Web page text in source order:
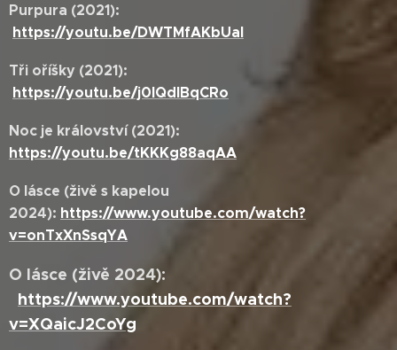
Purpura (2021):
https://youtu.be/DWTMfAKbUaI
Tři oříšky (2021):
https://youtu.be/j0lQdIBqCRo
Noc je království (2021):
https://youtu.be/tKKKg88aqAA
O lásce (živě s kapelou
2024): https://www.youtube.com/watch?
v=onTxXnSsqYA
O lásce (živě 2024):
https://www.youtube.com/watch?
v=XQaicJ2CoYg